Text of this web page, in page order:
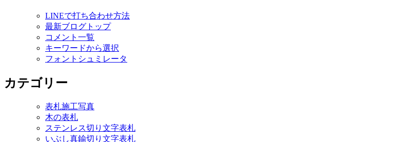
LINEで打ち合わせ方法
最新ブログトップ
コメント一覧
キーワードから選択
フォントシュミレータ
カテゴリー
表札施工写真
木の表札
ステンレス切り文字表札
いぶし真鍮切り文字表札